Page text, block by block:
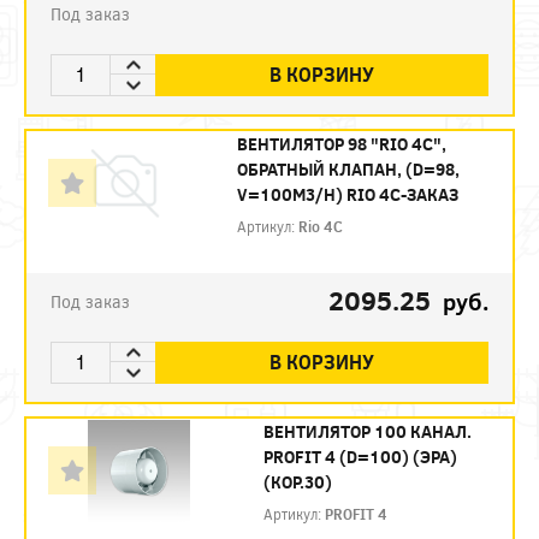
Под заказ
В КОРЗИНУ
ВЕНТИЛЯТОР 98 "RIO 4C",
ОБРАТНЫЙ КЛАПАН, (D=98,
V=100M3/H) RIO 4C-ЗАКАЗ
Артикул: Rio 4C
Под заказ 2095.25 руб.
В КОРЗИНУ
ВЕНТИЛЯТОР 100 КАНАЛ.
PROFIT 4 (D=100) (ЭРА)
(КОР.30)
Артикул: PROFIT 4